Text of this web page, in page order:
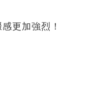
更加強烈！